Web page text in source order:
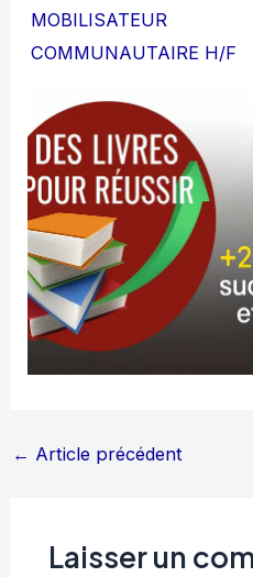
MOBILISATEUR
COMMUNAUTAIRE H/F
← Article précédent
Laisser un